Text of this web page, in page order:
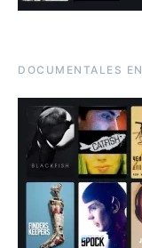
DOCUMENTALES